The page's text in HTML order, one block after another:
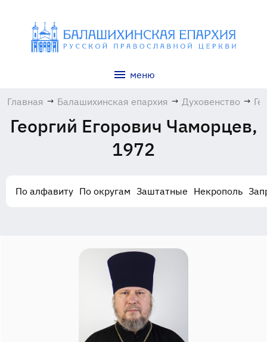
меню
Главная → Балашихинская епархия → Духовенство →
Георгий Егорович Чаморцев,
1972
По алфавиту По округам Заштатные Некрополь